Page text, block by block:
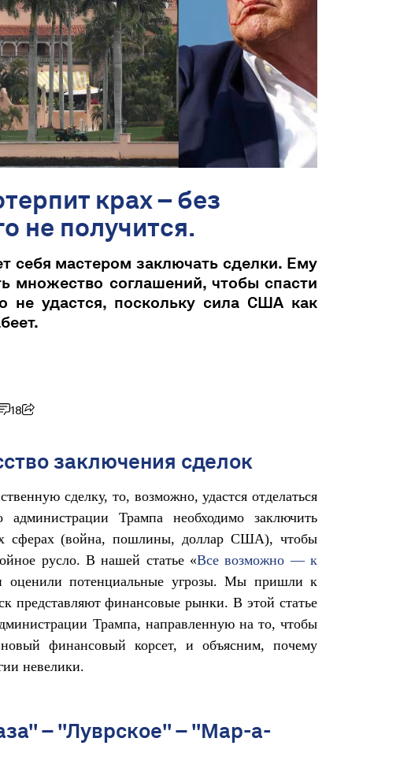
крах – без
не получится.
себя мастером заключать сделки. Ему
множество соглашений, чтобы спасти
не удастся, поскольку сила США как
18
заключения сделок
сделку, то, возможно, удастся отделаться
Трампа необходимо заключить
сферах (война, пошлины, доллар США), чтобы
русло. В нашей статье «Все возможно — к
потенциальные угрозы. Мы пришли к
представляют финансовые рынки. В этой статье
Трампа, направленную на то, чтобы
финансовый корсет, и объясним, почему
невелики.
– "Луврское" – "Мар-а-